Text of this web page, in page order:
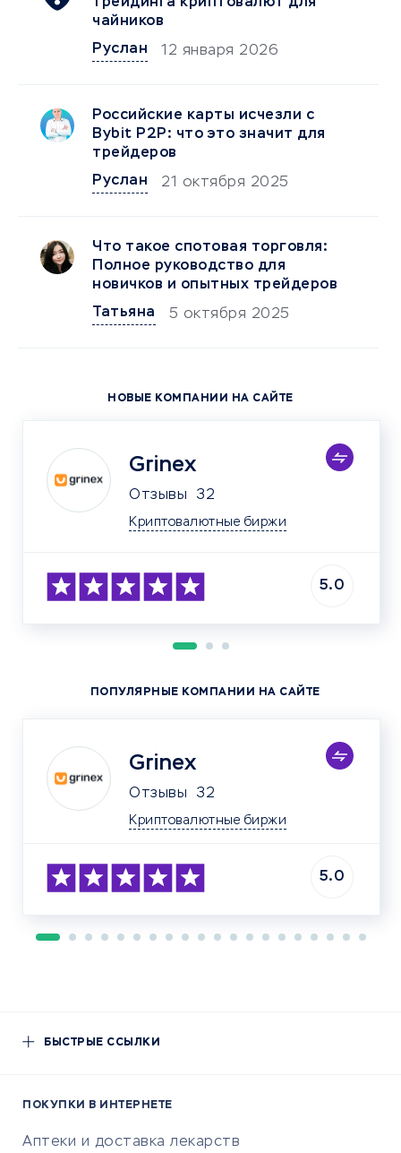
чайников
Руслан
12 января 2026
Российские карты исчезли с
Bybit P2P: что это значит для
трейдеров
Руслан
21 октября 2025
Что такое спотовая торговля:
Полное руководство для
новичков и опытных трейдеров
Татьяна
5 октября 2025
НОВЫЕ КОМПАНИИ НА САЙТЕ
Grinex
Отзывы 32
Криптовалютные биржи
5.0
ПОПУЛЯРНЫЕ КОМПАНИИ НА САЙТЕ
Grinex
Отзывы 32
Криптовалютные биржи
5.0
БЫСТРЫЕ ССЫЛКИ
ПОКУПКИ В ИНТЕРНЕТЕ
Аптеки и доставка лекарств